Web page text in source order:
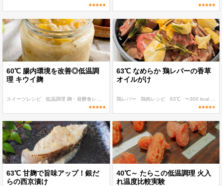
60℃ 腸内環境を改善◎低温調
理 キウイ麹
スイーツレシピ 低温調理 麹・発酵食レシピ 発酵食品レシピ 60℃〜 〜100 kcal
63℃ なめらか 鶏レバーの香草
オイルがけ
鶏レバー 鶏肉レシピ 63℃ 〜300 kcal
63℃ 甘麹で旨味アップ！銀だ
らの西京漬け
40℃～ たらこの低温調理 火入
れ温度比較実験